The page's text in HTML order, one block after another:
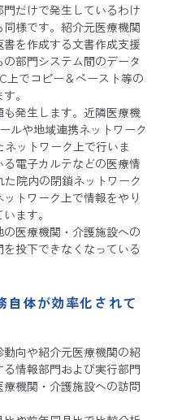
だけで発生しているわけ
様です。紹介元医療機関
を作成する文書作成支援
部門システム間のデータ
上でコピー＆ペースト等の
。
発生します。近隣医療機
ルや地域連携ネットワーク
ットワーク上で行いま
電子カルテなどの医療情
院内の閉鎖ネットワーク
トワーク上で情報をやり
ます。
医療機関・介護施設への
投下できなくなっている
自体が効率化されて
向や紹介元医療機関の紹
情報部門および実行部門
機関・介護施設への訪問